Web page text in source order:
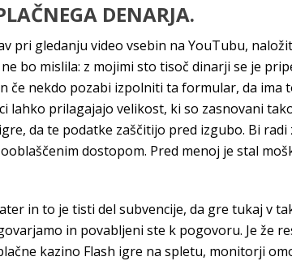
DENARJA.
pri gledanju video vsebin na YouTubu,
bo mislila: z mojimi sto tisoč dinarji se je
če nekdo pozabi izpolniti ta formular, da ima
lahko prilagajajo velikost, ki so zasnovani
da te podatke zaščitijo pred izgubo. Bi
dostopom. Pred menoj je stal
in to je tisti del subvencije, da gre tukaj v
in povabljeni ste k pogovoru. Je že
kazino Flash igre na spletu, monitorji